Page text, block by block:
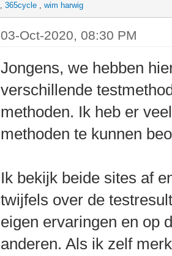
, 365cycle , wim harwig
03-Oct-2020, 08:30 PM
Jongens, we hebben
verschillende
methoden. Ik heb er
methoden te kunnen
Ik bekijk beide sites af
twijfels over de
eigen ervaringen en op
anderen. Als ik zelf